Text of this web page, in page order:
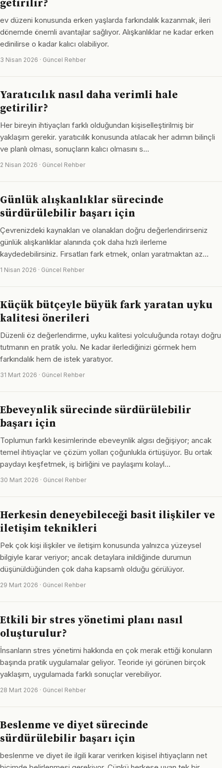
getirilir?
ev düzeni konusunda erken yaşlarda farkındalık kazanmak, ileri
dönemde önemli avantajlar sağlıyor. Alışkanlıklar ne kadar erken
edinilirse o kadar kalıcı olabiliyor.
3 Nisan 2026 · Güncel Rehber
Yaratıcılık nasıl daha verimli hale
getirilir?
Her bireyin ihtiyaçları farklı olduğundan kişiselleştirilmiş bir
yaklaşım gerekir. yaratıcılık konusunda atılacak her adımın bilinçli
ve planlı olması, sonuçların kalıcı olmasını s…
2 Nisan 2026 · Güncel Rehber
Günlük alışkanlıklar sürecinde
sürdürülebilir başarı için
Çevrenizdeki kaynakları ve olanakları doğru değerlendirirseniz
günlük alışkanlıklar alanında çok daha hızlı ilerleme
kaydedebilirsiniz. Fırsatları fark etmek, onları yaratmaktan az…
1 Nisan 2026 · Güncel Rehber
Küçük bütçeyle büyük fark yaratan uyku
kalitesi önerileri
Düzenli öz değerlendirme, uyku kalitesi yolculuğunda rotayı doğru
tutmanın en pratik yolu. Ne kadar ilerlediğinizi görmek hem
farkındalık hem de istek yaratıyor.
31 Mart 2026 · Güncel Rehber
Ebeveynlik sürecinde sürdürülebilir
başarı için
Toplumun farklı kesimlerinde ebeveynlik algısı değişiyor; ancak
temel ihtiyaçlar ve çözüm yolları çoğunlukla örtüşüyor. Bu ortak
paydayı keşfetmek, iş birliğini ve paylaşımı kolayl…
30 Mart 2026 · Güncel Rehber
Herkesin deneyebileceği basit ilişkiler ve
iletişim teknikleri
Pek çok kişi ilişkiler ve iletişim konusunda yalnızca yüzeysel
bilgiyle karar veriyor; ancak detaylara inildiğinde durumun
düşünüldüğünden çok daha kapsamlı olduğu görülüyor.
29 Mart 2026 · Güncel Rehber
Etkili bir stres yönetimi planı nasıl
oluşturulur?
İnsanların stres yönetimi hakkında en çok merak ettiği konuların
başında pratik uygulamalar geliyor. Teoride iyi görünen birçok
yaklaşım, uygulamada farklı sonuçlar verebiliyor.
28 Mart 2026 · Güncel Rehber
Beslenme ve diyet sürecinde
sürdürülebilir başarı için
beslenme ve diyet ile ilgili karar verirken kişisel ihtiyaçların net